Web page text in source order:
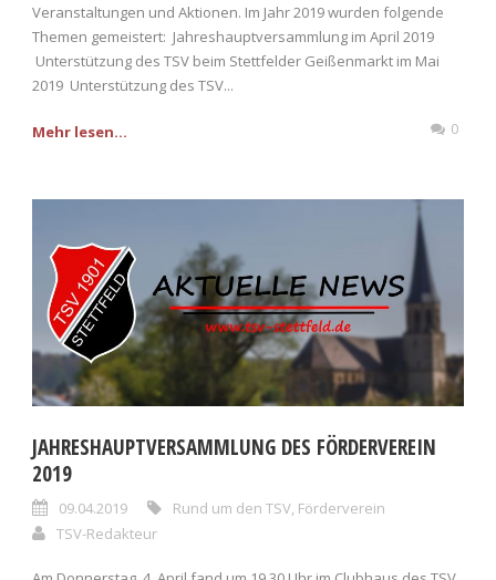
Veranstaltungen und Aktionen. Im Jahr 2019 wurden folgende
Themen gemeistert: Jahreshauptversammlung im April 2019
Unterstützung des TSV beim Stettfelder Geißenmarkt im Mai
2019 Unterstützung des TSV...
Mehr lesen... 0
JAHRESHAUPTVERSAMMLUNG DES FÖRDERVEREIN
2019
09.04.2019 Rund um den TSV, Förderverein
TSV-Redakteur